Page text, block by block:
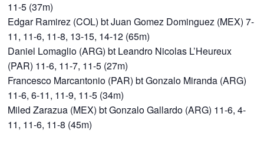
11-5 (37m)
Edgar Ramirez (COL) bt Juan Gomez Dominguez (MEX) 7-
11, 11-6, 11-8, 13-15, 14-12 (65m)
Daniel Lomaglio (ARG) bt Leandro Nicolas L’Heureux
(PAR) 11-6, 11-7, 11-5 (27m)
Francesco Marcantonio (PAR) bt Gonzalo Miranda (ARG)
11-6, 6-11, 11-9, 11-5 (34m)
Miled Zarazua (MEX) bt Gonzalo Gallardo (ARG) 11-6, 4-
11, 11-6, 11-8 (45m)